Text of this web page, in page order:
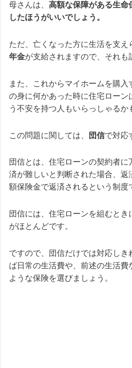
母さんは、 高額な保障がある生命
したほうがいいでしょう。
ただ、亡くなった方に生活を支え
年金が支給されますので、それも
また、これからマイホームを購入
の身に何かあった時に住宅ローン
う不安を持つ人もいらっしゃるか
この問題に関しては、 団信で対応
団信とは、住宅ローンの契約者に
済が難しいと判断された場合、返
額保険金で返済されるという制度
団信には、住宅ローンを組むとき
がほとんどです。
ですので、団信だけでは対応しき
ば日常の生活費や、前述の生活費
ような保険を選びましょう。